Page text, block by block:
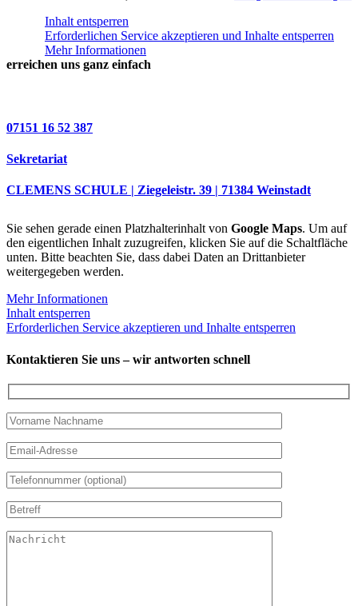
Inhalt entsperren
Erforderlichen Service akzeptieren und Inhalte entsperren
Mehr Informationen
erreichen uns ganz einfach
07151 16 52 387
Sekretariat
CLEMENS SCHULE | Ziegeleistr. 39 | 71384 Weinstadt
Sie sehen gerade einen Platzhalterinhalt von Google Maps. Um auf
den eigentlichen Inhalt zuzugreifen, klicken Sie auf die Schaltfläche
unten. Bitte beachten Sie, dass dabei Daten an Drittanbieter
weitergegeben werden.
Mehr Informationen
Inhalt entsperren
Erforderlichen Service akzeptieren und Inhalte entsperren
Kontaktieren Sie uns – wir antworten schnell